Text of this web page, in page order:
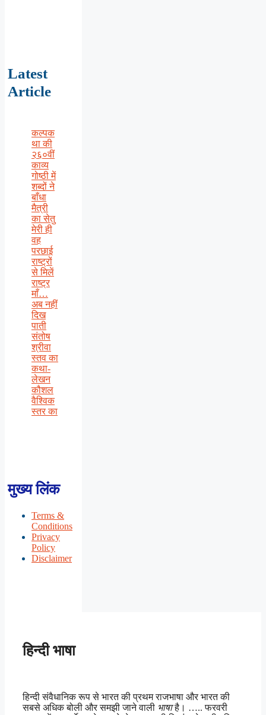
Latest
Article
कल्पक
था की
२६०वीं
काव्य
गोष्ठी में
शब्दों ने
बाँधा
मैत्री
का सेतु
मेरी ही
वह
परछाई
राष्ट्रों
से मिलें
राष्ट्र
माँ…
अब नहीं
दिख
पाती
संतोष
श्रीवा
स्तव का
कथा-
लेखन
कौशल
वैश्विक
स्तर का
मुख्य लिंक
Terms &
Conditions
Privacy
Policy
Disclaimer
हिन्दी भाषा
हिन्दी संवैधानिक रूप से भारत की प्रथम राजभाषा और भारत की
सबसे अधिक बोली और समझी जाने वाली भाषाहै। ….. फरवरी